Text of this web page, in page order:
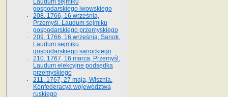
Laudum sejmiku
gospodarskiego lwowskiego
208. 1766, 16 września,
Przemyśl. Laudum sejmiku
gospodarskiego przemyskiego
209. 1766, 16 września, Sanok.
Laudum sejmiku
gospodarskiego sanockiego
210. 1767, 16 marca, Przemyśl.
Laudum elekcyjne podsędka
przemyskiego
211. 1767, 27 maja, Wisznia.
Konfederacya województwa
ruskiego